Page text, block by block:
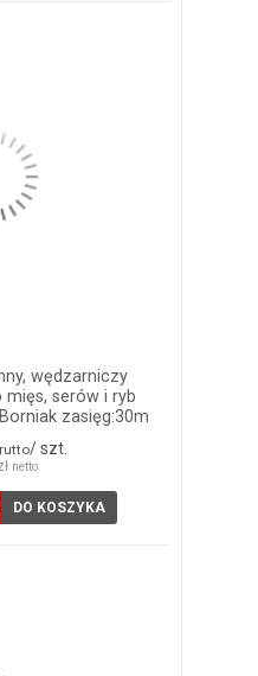
wędzarniczy
serów i ryb
zasięg:30m
/ szt.
netto
DO KOSZYKA